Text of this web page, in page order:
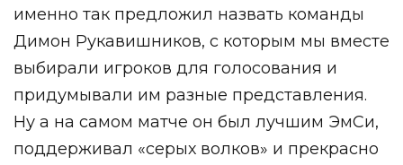
именно так предложил назвать команды
Димон Рукавишников, с которым мы вместе
выбирали игроков для голосования и
придумывали им разные представления.
Ну а на самом матче он был лучшим ЭмСи,
поддерживал «серых волков» и прекрасно